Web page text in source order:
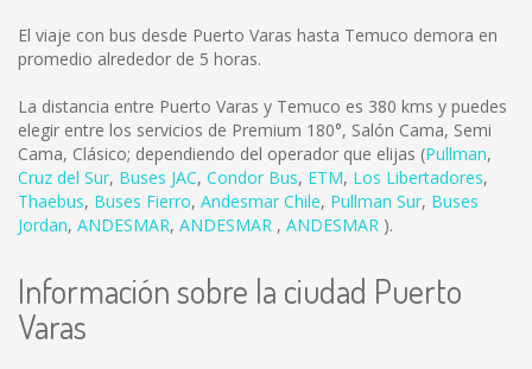
El viaje con bus desde Puerto Varas hasta Temuco demora en
promedio alrededor de 5 horas.
La distancia entre Puerto Varas y Temuco es 380 kms y puedes
elegir entre los servicios de Premium 180°, Salón Cama, Semi
Cama, Clásico; dependiendo del operador que elijas (Pullman,
Cruz del Sur, Buses JAC, Condor Bus, ETM, Los Libertadores,
Thaebus, Buses Fierro, Andesmar Chile, Pullman Sur, Buses
Jordan, ANDESMAR, ANDESMAR , ANDESMAR ).
Información sobre la ciudad Puerto
Varas